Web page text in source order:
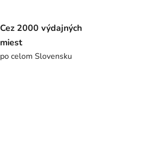
Cez 2000 výdajných
miest
po celom Slovensku